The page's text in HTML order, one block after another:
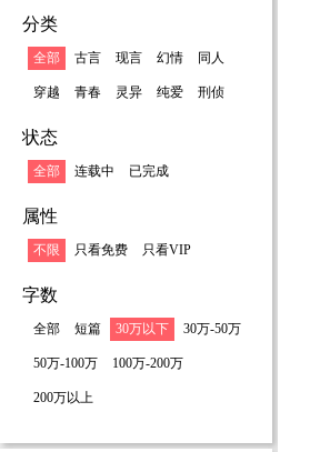
分类
全部 古言 现言 幻情 同人
穿越 青春 灵异 纯爱 刑侦
状态
全部 连载中 已完成
属性
不限 只看免费 只看VIP
字数
全部 短篇 30万以下 30万-50万
50万-100万 100万-200万
200万以上